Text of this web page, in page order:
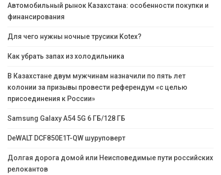
Автомобильный рынок Казахстана: особенности покупки и
финансирования
Для чего нужны ночные трусики Kotex?
Как убрать запах из холодильника
В Казахстане двум мужчинам назначили по пять лет
колонии за призывы провести референдум «с целью
присоединения к России»
Samsung Galaxy A54 5G 6 ГБ/128 ГБ
DeWALT DCF850E1T-QW шуруповерт
Долгая дорога домой или Неисповедимые пути российских
релокантов